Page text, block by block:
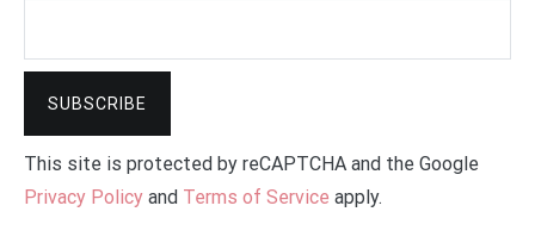
This site is protected by reCAPTCHA and the Google
Privacy Policy and Terms of Service apply.